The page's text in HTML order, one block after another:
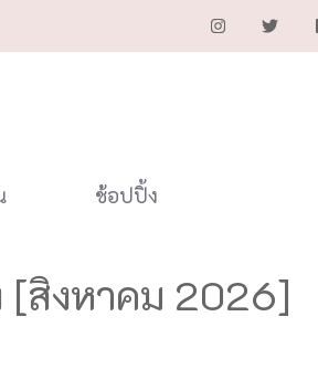
ช้อปปิ้ง
[สิงหาคม 2026]